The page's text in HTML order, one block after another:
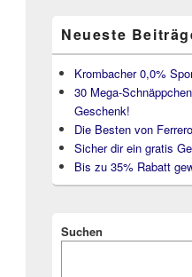
Neueste
Krombacher 0,0%
30 Mega-
Geschenk!
Die Besten von
Sicher dir ein gratis
Bis zu 35% Rabatt
Suchen